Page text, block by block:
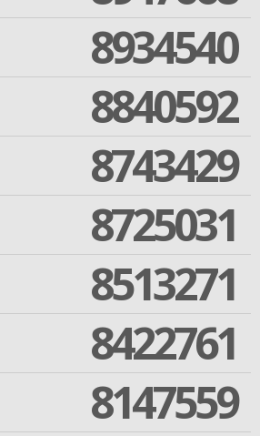
8934540
8840592
8743429
8725031
8513271
8422761
8147559